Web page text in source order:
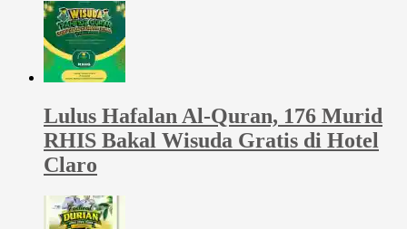
Lulus Hafalan Al-Quran, 176 Murid
RHIS Bakal Wisuda Gratis di Hotel
Claro